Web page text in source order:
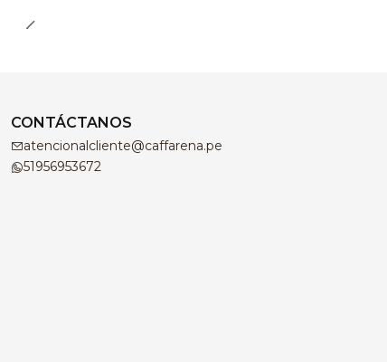
CONTÁCTANOS
atencionalcliente@caffarena.pe
51956953672